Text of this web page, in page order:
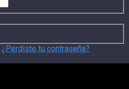
¿Perdiste tu contraseña?